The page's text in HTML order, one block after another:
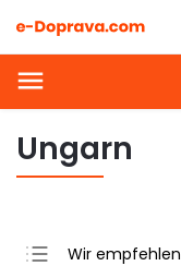
Ungarn
Wir empfehlen